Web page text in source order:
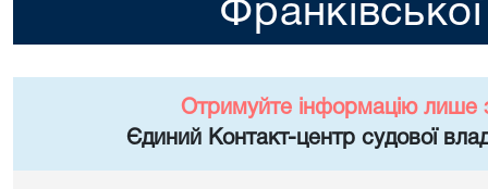
Отримуйте інформацію лише
Єдиний Контакт-центр судової